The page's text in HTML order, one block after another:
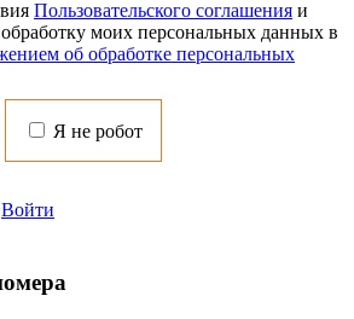
Пользовательского соглашения и
моих персональных данных в
об обработке персональных
Я не робот
Войти